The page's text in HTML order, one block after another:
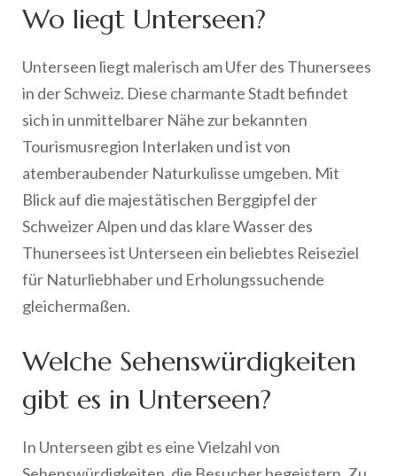
Wo liegt Unterseen?
Unterseen liegt malerisch am Ufer des Thunersees
in der Schweiz. Diese charmante Stadt befindet
sich in unmittelbarer Nähe zur bekannten
Tourismusregion Interlaken und ist von
atemberaubender Naturkulisse umgeben. Mit
Blick auf die majestätischen Berggipfel der
Schweizer Alpen und das klare Wasser des
Thunersees ist Unterseen ein beliebtes Reiseziel
für Naturliebhaber und Erholungssuchende
gleichermaßen.
Welche Sehenswürdigkeiten
gibt es in Unterseen?
In Unterseen gibt es eine Vielzahl von